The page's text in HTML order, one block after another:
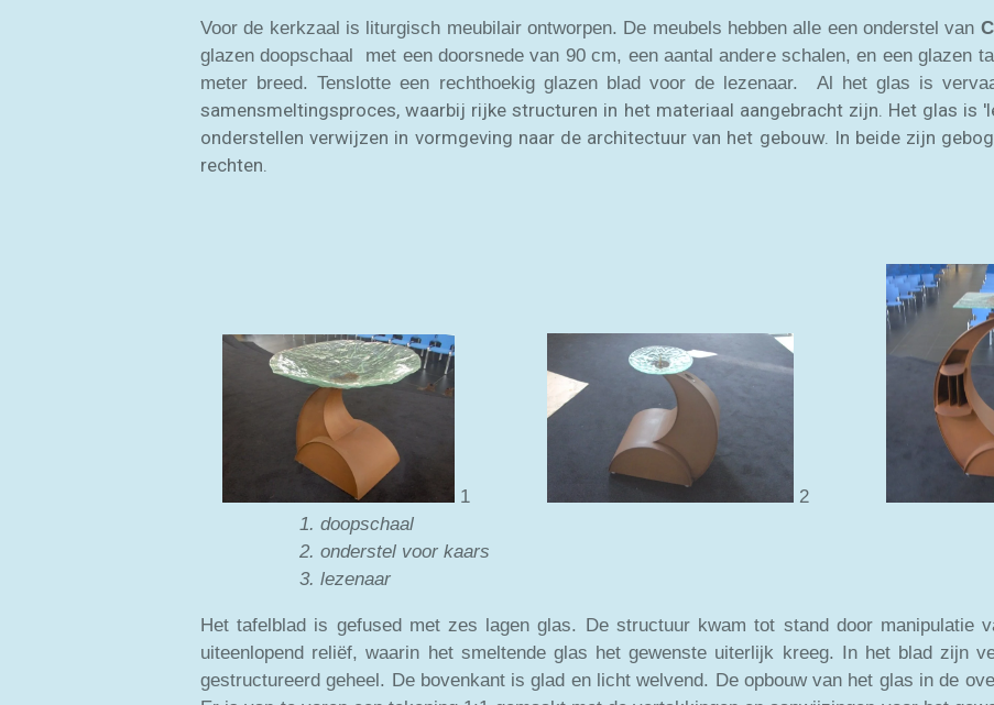
Voor de kerkzaal is liturgisch meubilair ontworpen. De meubels hebben alle een onderstel van
glazen doopschaal met een doorsnede van 90 cm, een aantal andere schalen, en een glazen
meter breed. Tenslotte een rechthoekig glazen blad voor de lezenaar. Al het glas is
samensmeltingsproces, waarbij rijke structuren in het materiaal aangebracht zijn. Het glas is
onderstellen verwijzen in vormgeving naar de architectuur van het gebouw. In beide zijn
rechten.
1 2
1. doopschaal
2. onderstel voor kaars
3. lezenaar
Het tafelblad is gefused met zes lagen glas. De structuur kwam tot stand door manipulatie
uiteenlopend reliëf, waarin het smeltende glas het gewenste uiterlijk kreeg. In het blad zijn
gestructureerd geheel. De bovenkant is glad en licht welvend. De opbouw van het glas in de